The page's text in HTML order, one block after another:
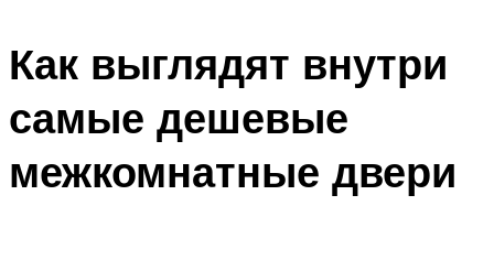
Как выглядят внутри
самые дешевые
межкомнатные двери